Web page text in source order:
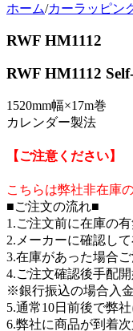
ホーム/カーラッピン
RWF HM1112
RWF HM1112
1520mm幅×17m巻
カレンダー製法
【ご注意ください】
こちらは弊社非在庫
■ご注文の流れ■
1.ご注文前に在庫の
2.メーカーに確認し
3.在庫があった場合
4.ご注文確認後手配
※銀行振込の場合入
5.通常10日前後で弊
6.弊社に商品が到着